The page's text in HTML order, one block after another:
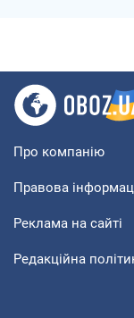
Про компанію
Правова
Реклама на сайті
Редакційна